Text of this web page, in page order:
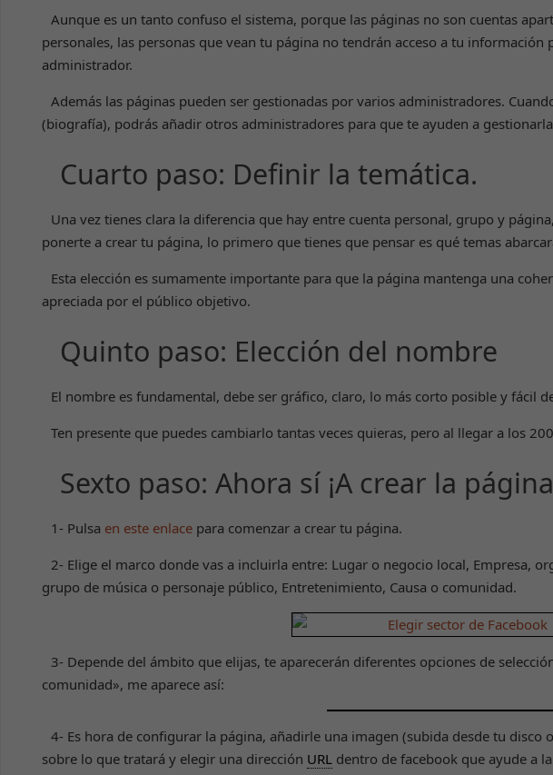
Aunque es un tanto confuso el sistema, porque las páginas no son cuentas
personales, las personas que vean tu página no tendrán acceso a tu
administrador.
Además las páginas pueden ser gestionadas por varios administradores.
(biografía), podrás añadir otros administradores para que te ayuden a
Cuarto paso: Definir la temática.
Una vez tienes clara la diferencia que hay entre cuenta personal, grupo y
ponerte a crear tu página, lo primero que tienes que pensar es qué temas
Esta elección es sumamente importante para que la página mantenga una
apreciada por el público objetivo.
Quinto paso: Elección del nombre
El nombre es fundamental, debe ser gráfico, claro, lo más corto posible y fácil
Ten presente que puedes cambiarlo tantas veces quieras, pero al llegar a los
Sexto paso: Ahora sí ¡A crear la
1- Pulsa en este enlace para comenzar a crear tu página.
2- Elige el marco donde vas a incluirla entre: Lugar o negocio local, Empresa,
grupo de música o personaje público, Entretenimiento, Causa o comunidad.
3- Depende del ámbito que elijas, te aparecerán diferentes opciones de
comunidad», me aparece así:
4- Es hora de configurar la página, añadirle una imagen (subida desde tu
sobre lo que tratará y elegir una dirección URL dentro de facebook que ayude a